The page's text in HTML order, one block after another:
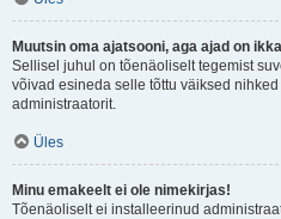
Muutsin oma ajatsooni, aga ajad on
Sellisel juhul on tõenäoliselt tegemist
võivad esineda selle tõttu väiksed
administraatorit.
Üles
Minu emakeelt ei ole nimekirjas!
Tõenäoliselt ei installeerinud